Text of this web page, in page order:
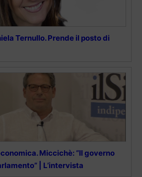
Ternullo. Prende il posto di
Miccichè: “Il governo
| L’intervista